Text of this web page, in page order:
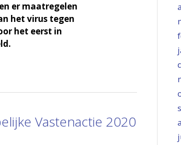
er maatregelen
het virus tegen
het eerst in
Vastenactie 2020